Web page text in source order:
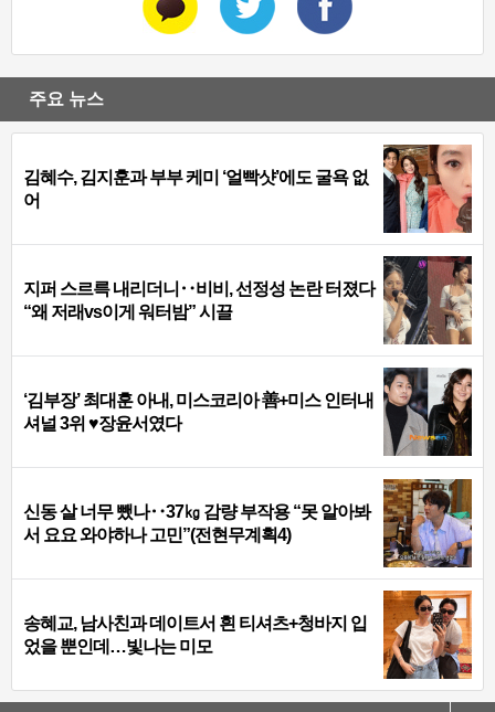
주요 뉴스
김혜수, 김지훈과 부부 케미 ‘얼빡샷’에도 굴욕 없
어
지퍼 스르륵 내리더니‥비비, 선정성 논란 터졌다
“왜 저래vs이게 워터밤” 시끌
‘김부장’ 최대훈 아내, 미스코리아 善+미스 인터내
셔널 3위 ♥장윤서였다
신동 살 너무 뺐나‥37㎏ 감량 부작용 “못 알아봐
서 요요 와야하나 고민”(전현무계획4)
송혜교, 남사친과 데이트서 흰 티셔츠+청바지 입
었을 뿐인데…빛나는 미모